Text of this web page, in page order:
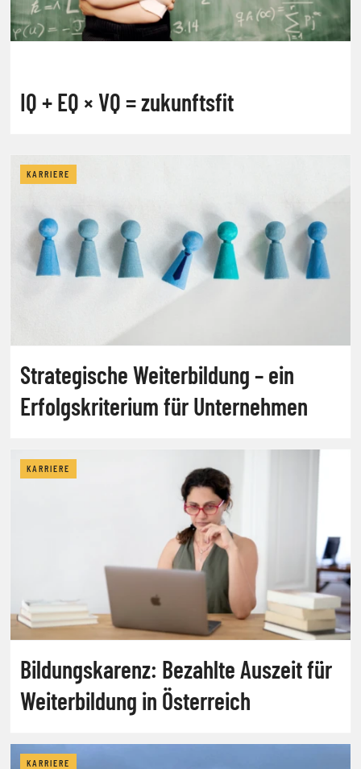
IQ + EQ × VQ = zukunftsfit
KARRIERE
Strategische Weiterbildung – ein
Erfolgskriterium für Unternehmen
KARRIERE
Bildungskarenz: Bezahlte Auszeit für
Weiterbildung in Österreich
KARRIERE